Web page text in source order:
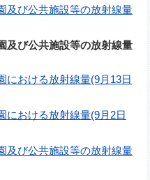
及び公共施設等の放射線量
及び公共施設等の放射線量
における放射線量(9月13日
における放射線量(9月2日
及び公共施設等の放射線量